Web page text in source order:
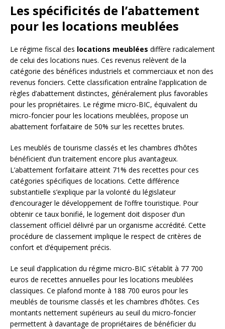
Les spécificités de l’abattement
pour les locations meublées
Le régime fiscal des locations meublées diffère radicalement
de celui des locations nues. Ces revenus relèvent de la
catégorie des bénéfices industriels et commerciaux et non des
revenus fonciers. Cette classification entraîne l’application de
règles d’abattement distinctes, généralement plus favorables
pour les propriétaires. Le régime micro-BIC, équivalent du
micro-foncier pour les locations meublées, propose un
abattement forfaitaire de 50% sur les recettes brutes.
Les meublés de tourisme classés et les chambres d’hôtes
bénéficient d’un traitement encore plus avantageux.
L’abattement forfaitaire atteint 71% des recettes pour ces
catégories spécifiques de locations. Cette différence
substantielle s’explique par la volonté du législateur
d’encourager le développement de l’offre touristique. Pour
obtenir ce taux bonifié, le logement doit disposer d’un
classement officiel délivré par un organisme accrédité. Cette
procédure de classement implique le respect de critères de
confort et d’équipement précis.
Le seuil d’application du régime micro-BIC s’établit à 77 700
euros de recettes annuelles pour les locations meublées
classiques. Ce plafond monte à 188 700 euros pour les
meublés de tourisme classés et les chambres d’hôtes. Ces
montants nettement supérieurs au seuil du micro-foncier
permettent à davantage de propriétaires de bénéficier du